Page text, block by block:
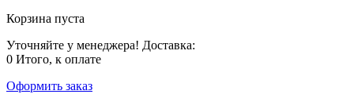
Корзина пуста
Уточняйте у менеджера! Доставка:
0 Итого, к оплате
Оформить заказ